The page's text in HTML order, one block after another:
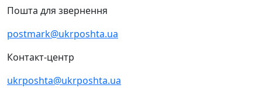
Пошта для звернення
postmark@ukrposhta.ua
Контакт-центр
ukrposhta@ukrposhta.ua